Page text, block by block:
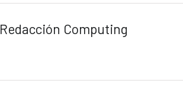
Redacción Computing